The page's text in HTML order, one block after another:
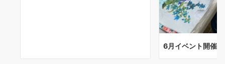
6月イベント開催